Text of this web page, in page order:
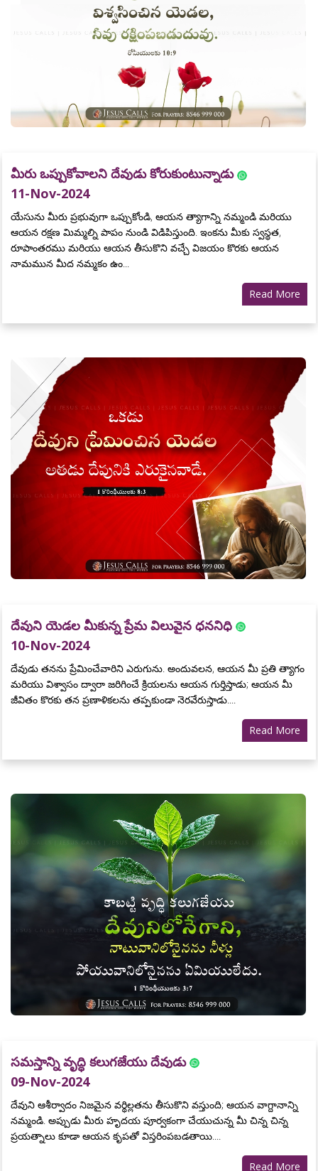
మీరు ఒప్పుకోవాలని దేవుడు కోరుకుంటున్నాడు
11-Nov-2024
యేసును మీరు ప్రభువుగా ఒప్పుకోండి, ఆయన త్యాగాన్ని నమ్మండి మరియు
ఆయన రక్షణ మిమ్మల్ని పాపం నుండి విడిపిస్తుంది. ఇంకను మీకు స్వస్థత,
రూపాంతరము మరియు ఆయన తీసుకొని వచ్చే విజయం కొరకు ఆయన
నామమున మీద నమ్మకం ఉం...
Read More
దేవుని యెడల మీకున్న ప్రేమ విలువైన ధననిధి
10-Nov-2024
దేవుడు తనను ప్రేమించేవారిని ఎరుగును. అందువలన, ఆయన మీ ప్రతి త్యాగం
మరియు విశ్వాసం ద్వారా జరిగించే క్రియలను ఆయన గుర్తిస్తాడు; ఆయన మీ
జీవితం కొరకు తన ప్రణాళికలను తప్పకుండా నెరవేరుస్తాడు....
Read More
సమస్తాన్ని వృద్ధి కలుగజేయు దేవుడు
09-Nov-2024
దేవుని ఆశీర్వాదం నిజమైన వర్థిల్లతను తీసుకొని వస్తుంది; ఆయన వాగ్దానాన్ని
నమ్మండి. అప్పుడు మీరు హృదయ పూర్వకంగా చేయుచున్న మీ చిన్న చిన్న
ప్రయత్నాలు కూడా ఆయన కృపతో విస్తరింపబడతాయి....
Read More